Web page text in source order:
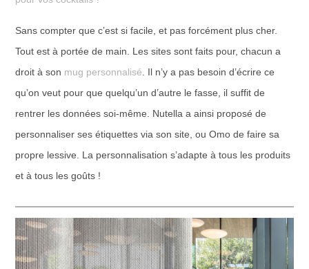
Sans compter que c’est si facile, et pas forcément plus cher.
Tout est à portée de main. Les sites sont faits pour, chacun a
droit à son mug personnalisé . Il n’y a pas besoin d’écrire ce
qu’on veut pour que quelqu’un d’autre le fasse, il suffit de
rentrer les données soi-même. Nutella a ainsi proposé de
personnaliser ses étiquettes via son site, ou Omo de faire sa
propre lessive. La personnalisation s’adapte à tous les produits
et à tous les goûts !